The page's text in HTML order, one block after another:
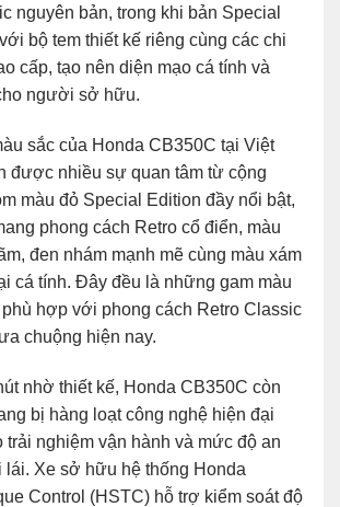
nguyên bản, trong khi bản Special
bộ tem thiết kế riêng cùng các chi
cấp, tạo nên diện mạo cá tính và
người sở hữu.
sắc của Honda CB350C tại Việt
được nhiều sự quan tâm từ cộng
màu đỏ Special Edition đầy nổi bật,
phong cách Retro cổ điển, màu
đen nhám mạnh mẽ cùng màu xám
cá tính. Đây đều là những gam màu
hợp với phong cách Retro Classic
chuộng hiện nay.
nhờ thiết kế, Honda CB350C còn
bị hàng loạt công nghệ hiện đại
trải nghiệm vận hành và mức độ an
Xe sở hữu hệ thống Honda
Control (HSTC) hỗ trợ kiểm soát độ